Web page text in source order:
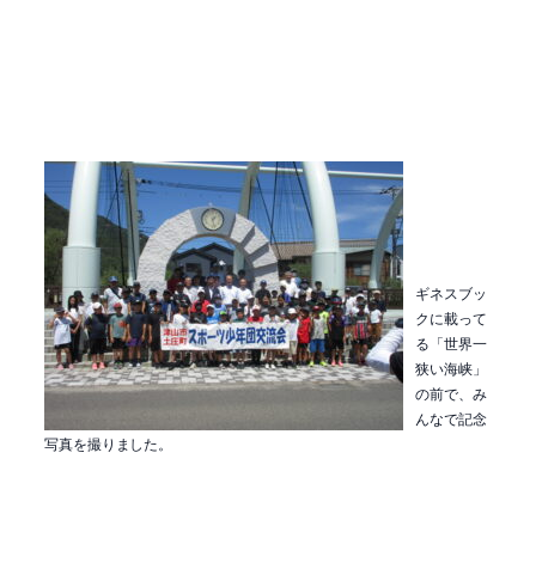
ギネスブッ
クに載って
る「世界一
狭い海峡」
の前で、み
んなで記念
写真を撮りました。